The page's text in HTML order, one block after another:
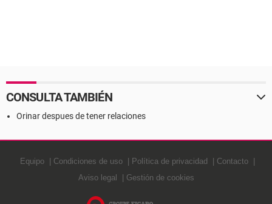
CONSULTA TAMBIÉN
Orinar despues de tener relaciones
Equipo Condiciones de uso Política de privacidad
Contacto
Aviso legal
Gestión de cookies